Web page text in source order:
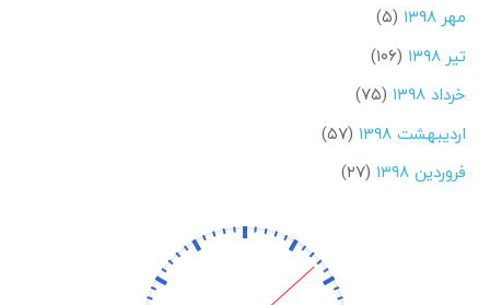
مهر ۱۳۹۸
(۵)
تیر ۱۳۹۸
(۱۰۶)
خرداد ۱۳۹۸
(۷۵)
اردیبهشت ۱۳۹۸
(۵۷)
فروردین ۱۳۹۸
(۲۷)